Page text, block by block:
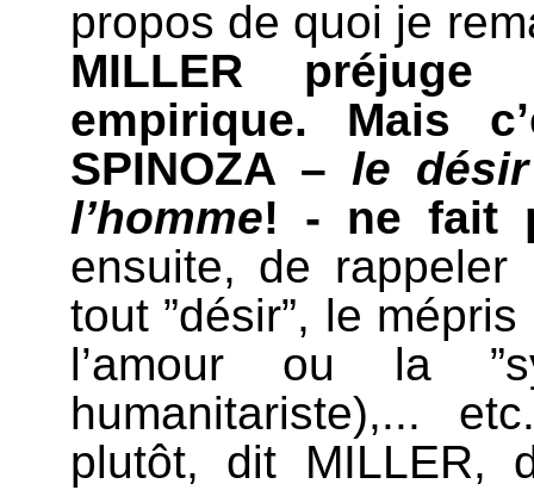
propos de quoi je
MILLER
empirique. Mais
SPINOZA – le
l’homme! - ne fait
ensuite, de
tout ”désir”, le
l’amour ou la
humanitariste),...
plutôt, dit MILLER,